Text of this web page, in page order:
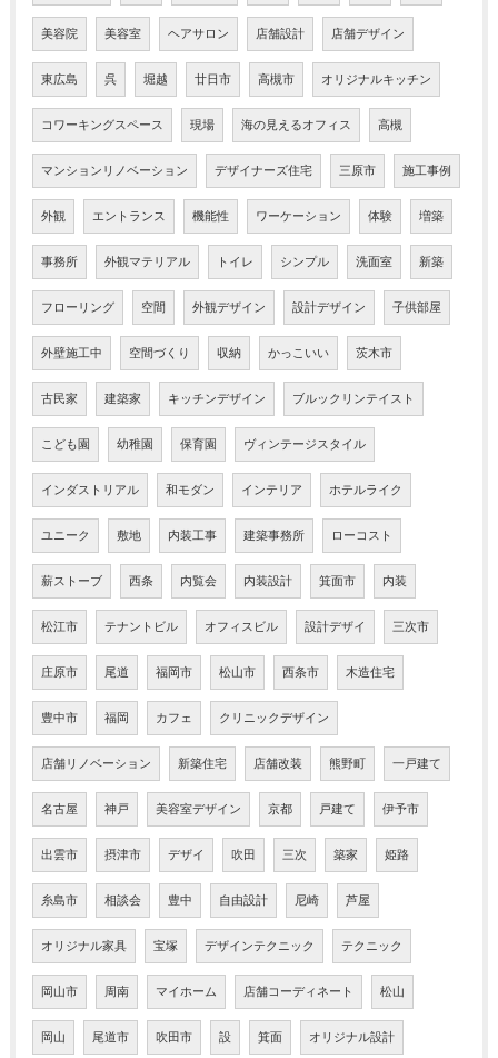
美容院 美容室 ヘアサロン 店舗設計 店舗デザイン
東広島 呉 堀越 廿日市 高槻市 オリジナルキッチン
コワーキングスペース 現場 海の見えるオフィス 高槻
マンションリノベーション デザイナーズ住宅 三原市 施工事例
外観 エントランス 機能性 ワーケーション 体験 増築
事務所 外観マテリアル トイレ シンプル 洗面室 新築
フローリング 空間 外観デザイン 設計デザイン 子供部屋
外壁施工中 空間づくり 収納 かっこいい 茨木市
古民家 建築家 キッチンデザイン ブルックリンテイスト
こども園 幼稚園 保育園 ヴィンテージスタイル
インダストリアル 和モダン インテリア ホテルライク
ユニーク 敷地 内装工事 建築事務所 ローコスト
薪ストーブ 西条 内覧会 内装設計 箕面市 内装
松江市 テナントビル オフィスビル 設計デザイ 三次市
庄原市 尾道 福岡市 松山市 西条市 木造住宅
豊中市 福岡 カフェ クリニックデザイン
店舗リノベーション 新築住宅 店舗改装 熊野町 一戸建て
名古屋 神戸 美容室デザイン 京都 戸建て 伊予市
出雲市 摂津市 デザイ 吹田 三次 築家 姫路
糸島市 相談会 豊中 自由設計 尼崎 芦屋
オリジナル家具 宝塚 デザインテクニック テクニック
岡山市 周南 マイホーム 店舗コーディネート 松山
岡山 尾道市 吹田市 設 箕面 オリジナル設計